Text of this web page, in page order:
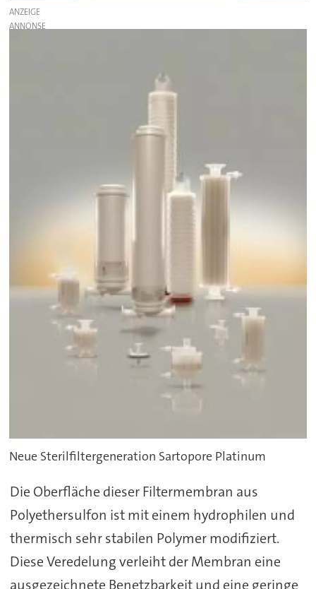
ANZEIGE
Neue Sterilfiltergeneration Sartopore Platinum
Die Oberfläche dieser Filtermembran aus
Polyethersulfon ist mit einem hydrophilen und
thermisch sehr stabilen Polymer modifiziert.
Diese Veredelung verleiht der Membran eine
ausgezeichnete Benetzbarkeit und eine geringe